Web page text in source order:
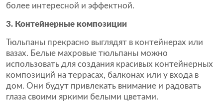
более интересной и эффектной.
3. Контейнерные композиции
Тюльпаны прекрасно выглядят в контейнерах или
вазах. Белые махровые тюльпаны можно
использовать для создания красивых контейнерных
композиций на террасах, балконах или у входа в
дом. Они будут привлекать внимание и радовать
глаза своими яркими белыми цветами.